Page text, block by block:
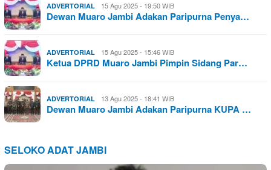
ADVERTORIAL 15 Agu 2025 - 19:50 WIB
Dewan Muaro Jambi Adakan Paripurna Penya…
ADVERTORIAL 15 Agu 2025 - 15:46 WIB
Ketua DPRD Muaro Jambi Pimpin Sidang Par…
ADVERTORIAL 13 Agu 2025 - 18:41 WIB
Dewan Muaro Jambi Adakan Paripurna KUPA …
SELOKO ADAT JAMBI